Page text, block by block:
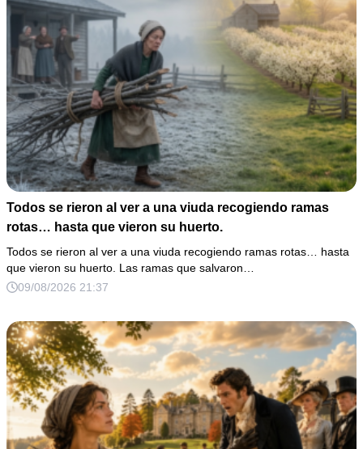
Todos se rieron al ver a una viuda recogiendo ramas
rotas… hasta que vieron su huerto.
Todos se rieron al ver a una viuda recogiendo ramas rotas… hasta
que vieron su huerto. Las ramas que salvaron…
09/08/2026 21:37